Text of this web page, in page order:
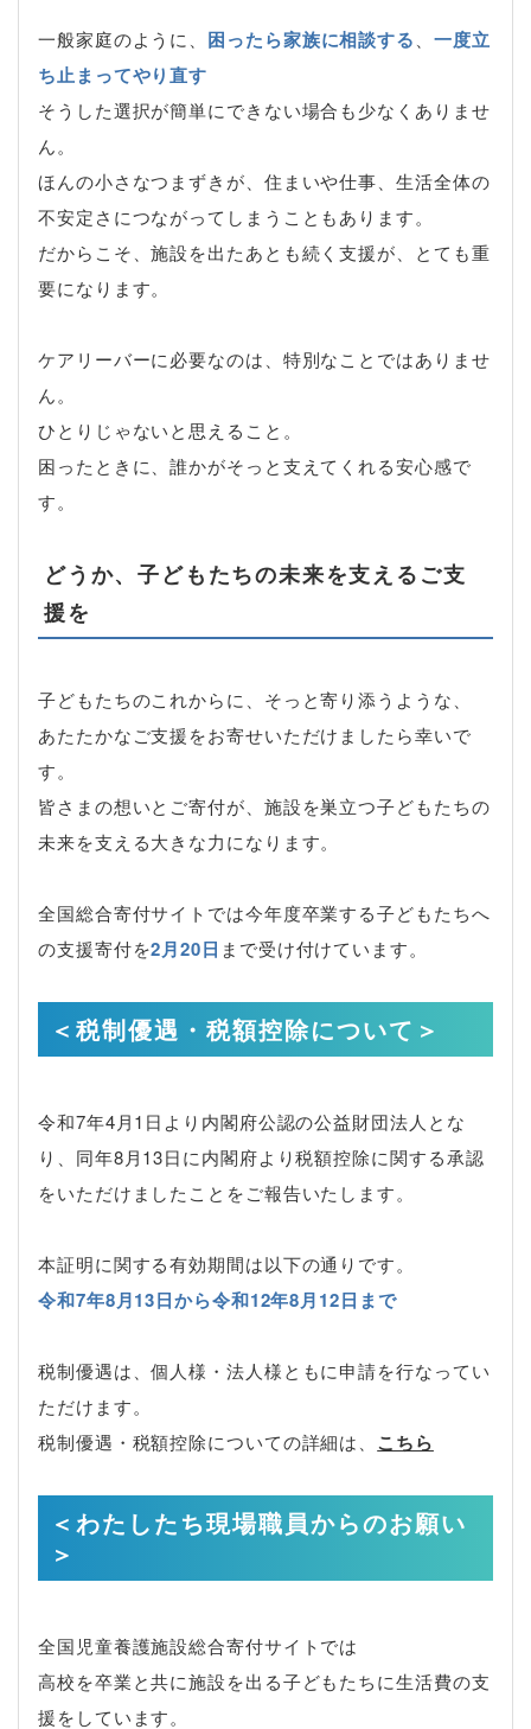
一般家庭のように、 困ったら家族に相談する
一度立
ち止まってやり直す
そうした選択が簡単にできない場合も少なくありませ
ん。
ほんの小さなつまずきが、住まいや仕事、生活全体の
不安定さにつながってしまうこともあります。
だからこそ、施設を出たあとも続く支援が、とても重
要になります。
ケアリーバーに必要なのは、特別なことではありませ
ん。
ひとりじゃないと思えること。
困ったときに、誰かがそっと支えてくれる安心感で
す。
どうか、子どもたちの未来を支えるご支
援を
子どもたちのこれからに、そっと寄り添うような、
あたたかなご支援をお寄せいただけましたら幸いで
す。
皆さまの想いとご寄付が、施設を巣立つ子どもたちの
未来を支える大きな力になります。
全国総合寄付サイトでは今年度卒業する子どもたちへ
の支援寄付を2月20日 まで受け付けています。
＜税制優遇・税額控除について＞
令和7年4月1日より内閣府公認の公益財団法人とな
り、同年8月13日に内閣府より税額控除に関する承認
をいただけましたことをご報告いたします。
本証明に関する有効期間は以下の通りです。
令和7年8月13日から令和12年8月12日まで
税制優遇は、個人様・法人様ともに申請を行なってい
ただけます。
税制優遇・税額控除についての詳細は、 こちら
＜わたしたち現場職員からのお願い
＞
全国児童養護施設総合寄付サイトでは
高校を卒業と共に施設を出る子どもたちに生活費の支
援をしています。